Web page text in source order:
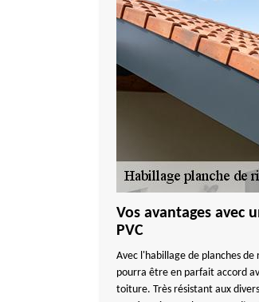
Vos avantages avec
PVC
Avec l'habillage de planches de
pourra être en parfait accord
toiture. Très résistant aux